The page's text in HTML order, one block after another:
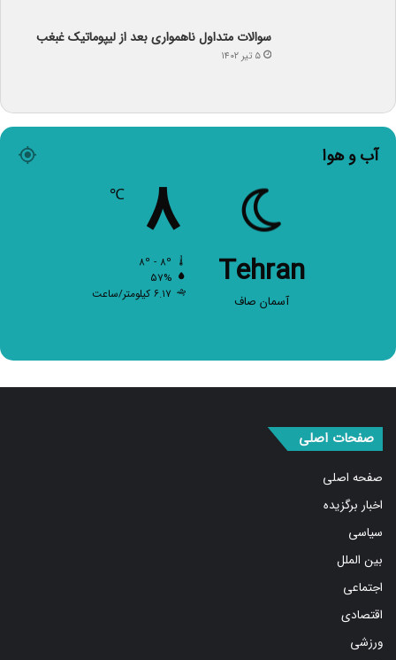
سوالات متداول ناهمواری بعد از لیپوماتیک غبغب
۵ تیر ۱۴۰۲
آب و هوا
Tehran
آسمان صاف
۸
۵۷%
۶.۱۷ کیلومتر/ساعت
صفحه اصلی
اخبار برگزیده
سیاسی
بین الملل
اجتماعی
اقتصادی
ورزشی
استان ها